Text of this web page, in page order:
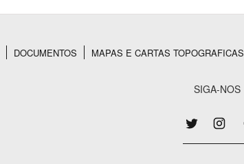
DOCUMENTOS MAPAS E CARTAS TOPOGRAFICAS
SIGA-NOS